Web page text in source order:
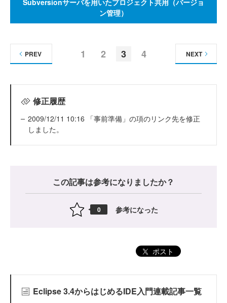
Subversionサーバを用いたプロジェクト共用（バージョ
ン管理）
1 2 3 4
PREV NEXT
修正履歴
2009/12/11 10:16 「事前準備」の項のリンク先を修正
しました。
この記事は参考になりましたか？
0 参考になった
ポスト
Eclipse 3.4からはじめるIDE入門連載記事一覧